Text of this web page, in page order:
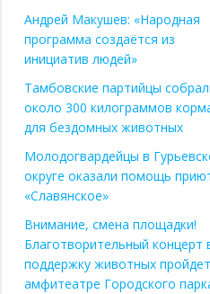
Андрей Макушев: «Народная
программа создаётся из
инициатив людей»
Тамбовские партийцы
около 300 килограммов
для бездомных животных
Молодогвардейцы в
округе оказали помощь
«Славянское»
Внимание, смена площадки!
Благотворительный концерт
поддержку животных
амфитеатре Городского